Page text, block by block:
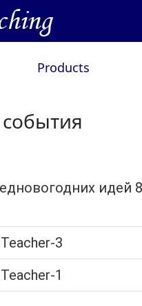
Products
идей
3
1